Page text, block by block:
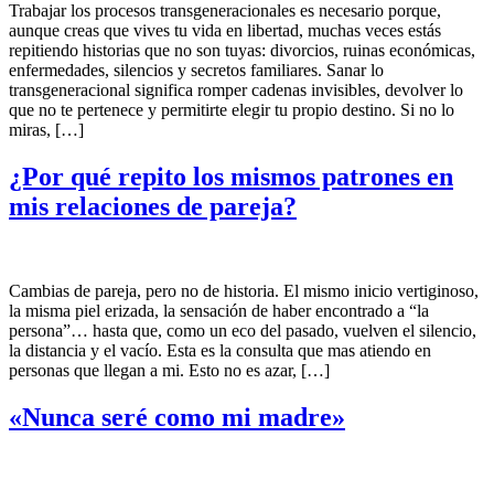
Trabajar los procesos transgeneracionales es necesario porque,
aunque creas que vives tu vida en libertad, muchas veces estás
repitiendo historias que no son tuyas: divorcios, ruinas económicas,
enfermedades, silencios y secretos familiares. Sanar lo
transgeneracional significa romper cadenas invisibles, devolver lo
que no te pertenece y permitirte elegir tu propio destino. Si no lo
miras, […]
¿Por qué repito los mismos patrones en
mis relaciones de pareja?
Cambias de pareja, pero no de historia. El mismo inicio vertiginoso,
la misma piel erizada, la sensación de haber encontrado a “la
persona”… hasta que, como un eco del pasado, vuelven el silencio,
la distancia y el vacío. Esta es la consulta que mas atiendo en
personas que llegan a mi. Esto no es azar, […]
«Nunca seré como mi madre»